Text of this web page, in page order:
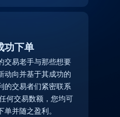
功下单
交易老手与那些想要
动向并基于其成功的
的交易者们紧密联系
何交易数额，您均可
并随之盈利。